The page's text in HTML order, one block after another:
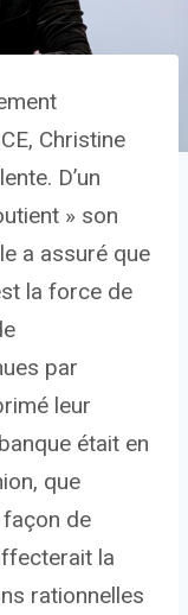
Christine
D’un
» son
a assuré que
la force de
par
leur
était en
que
façon de
la
rationnelles